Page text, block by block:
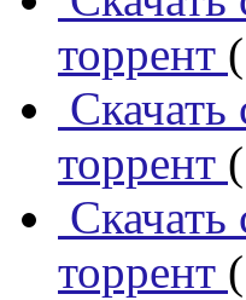
торрент
Скачать
торрент
Скачать
торрент